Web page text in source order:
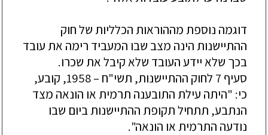
דוגמה נוספת מההוראות הכלליות של חוק
ההתיישנות הינה מצב שבו המעביד רימה את עובד
בכך שלא יידע העובד שלא קיבל את שכרו.
סעיף 7 לחוק ההתיישנות, תשי"ח – 1958, קובע,
כי: "היתה עילת התובענה תרמית או הונאה מצד
הנתבע, תתחיל תקופת ההתיישנות ביום שבו
נודעה התרמית או הונאה".